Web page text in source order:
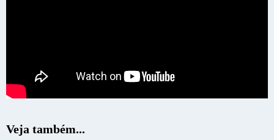
Veja também...